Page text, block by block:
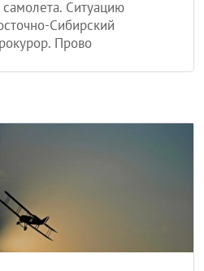
Ситуацию
Сибирский
Прово